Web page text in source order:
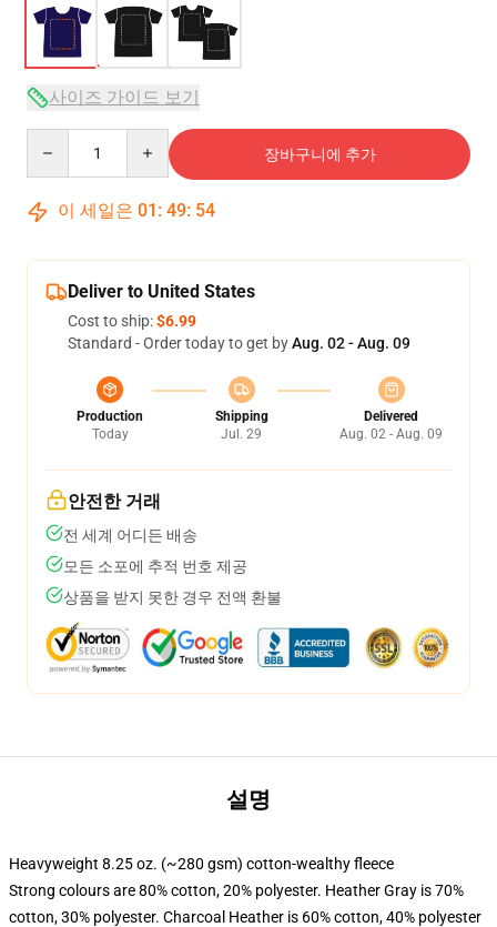
사이즈 가이드 보기
장바구니에 추가
이 세일은 01 : 49: 53
Deliver to United States
Cost to ship:$6.99
Standard - Order today to get byAug. 02 - Aug. 09
Production
Today
Shipping
Jul. 29
Delivered
Aug. 02 - Aug. 09
안전한 거래
전 세계 어디든 배송
모든 소포에 추적 번호 제공
상품을 받지 못한 경우 전액 환불
설명
Heavyweight 8.25 oz. (~280 gsm) cotton-wealthy fleece
Strong colours are 80% cotton, 20% polyester. Heather Gray is 70%
cotton, 30% polyester. Charcoal Heather is 60% cotton, 40% polyester